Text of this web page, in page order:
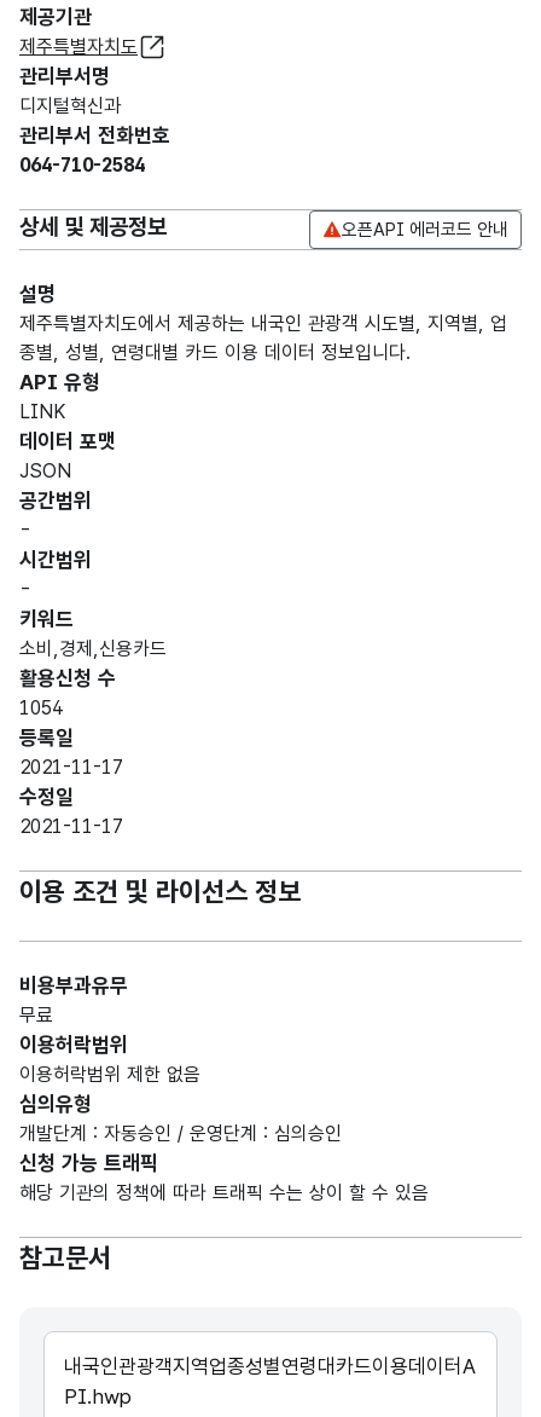
제공기관
제주특별자치도
관리부서명
디지털혁신과
관리부서 전화번호
064-710-2584
상세 및 제공정보 오픈API 에러코드 안내
설명
제주특별자치도에서 제공하는 내국인 관광객 시도별, 지역별, 업
종별, 성별, 연령대별 카드 이용 데이터 정보입니다.
API 유형
LINK
데이터 포맷
JSON
공간범위
-
시간범위
-
키워드
소비,경제,신용카드
활용신청 수
1054
등록일
2021-11-17
수정일
2021-11-17
이용 조건 및 라이선스 정보
비용부과유무
무료
이용허락범위
이용허락범위 제한 없음
심의유형
개발단계 : 자동승인 / 운영단계 : 심의승인
신청 가능 트래픽
해당 기관의 정책에 따라 트래픽 수는 상이 할 수 있음
참고문서
내국인관광객지역업종성별연령대카드이용데이터A
PI.hwp